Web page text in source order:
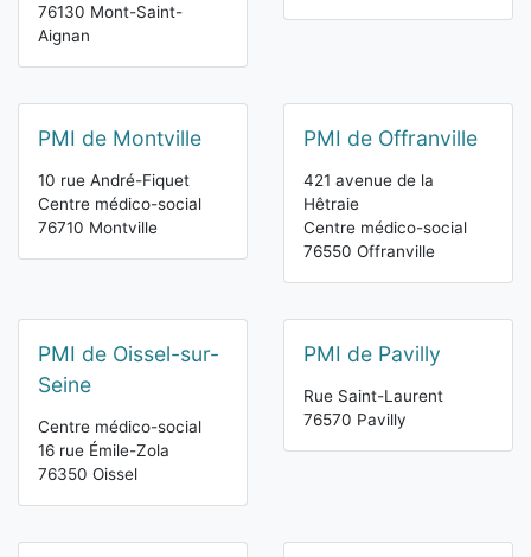
76130 Mont-Saint-
Aignan
PMI de Montville
10 rue André-Fiquet
Centre médico-social
76710 Montville
PMI de Offranville
421 avenue de la
Hêtraie
Centre médico-social
76550 Offranville
PMI de Oissel-sur-
Seine
Centre médico-social
16 rue Émile-Zola
76350 Oissel
PMI de Pavilly
Rue Saint-Laurent
76570 Pavilly